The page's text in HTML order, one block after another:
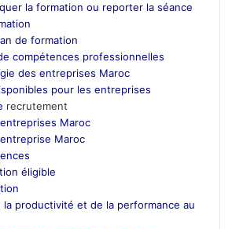
la formation ou reporter la séance
de formation
compétences professionnelles
des entreprises Maroc
pour les entreprises
recrutement
Maroc
Maroc
éligible
productivité et de la performance au